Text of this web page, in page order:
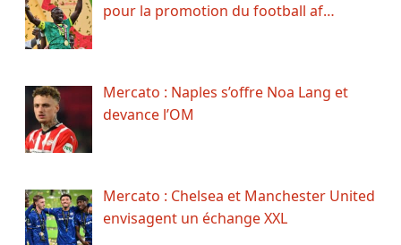
pour la promotion du football af…
Mercato : Naples s’offre Noa Lang et
devance l’OM
Mercato : Chelsea et Manchester United
envisagent un échange XXL